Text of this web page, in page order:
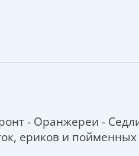
- Оранжереи -
ериков и